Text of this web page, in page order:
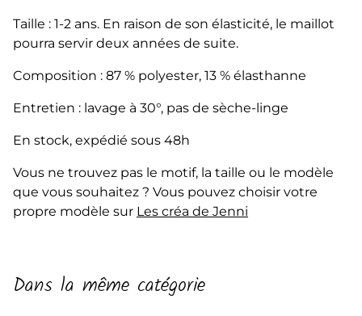
Taille : 1-2 ans. En raison de son élasticité, le maillot
pourra servir deux années de suite.
Composition : 87 % polyester, 13 % élasthanne
Entretien : lavage à 30°, pas de sèche-linge
En stock, expédié sous 48h
Vous ne trouvez pas le motif, la taille ou le modèle
que vous souhaitez ? Vous pouvez choisir votre
propre modèle sur Les créa de Jenni
Dans la même catégorie